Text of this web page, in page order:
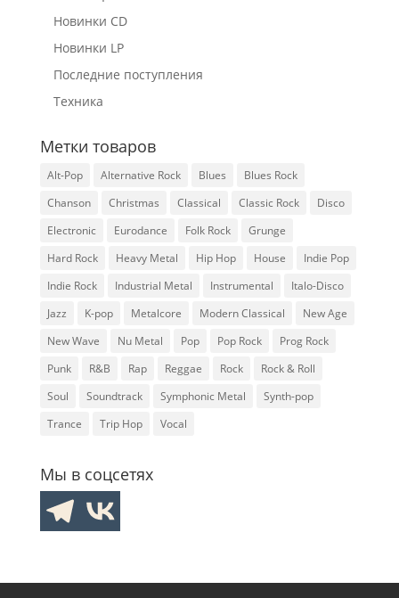
Новинки CD
Новинки LP
Последние поступления
Техника
Метки товаров
Alt-Pop Alternative Rock Blues
Blues Rock
Chanson
Christmas Classical Classic Rock
Disco
Electronic
Eurodance Folk Rock
Grunge
Hard Rock
Heavy Metal Hip Hop House
Indie Pop
Indie Rock
Industrial Metal Instrumental
Italo-Disco
Jazz
K-pop Metalcore Modern Classical
New Age
New Wave
Nu Metal Pop Pop Rock
Prog Rock
Punk
R&B Rap Reggae Rock
Rock & Roll
Soul
Soundtrack Symphonic Metal
Synth-pop
Trance
Trip Hop Vocal
Мы в соцсетях